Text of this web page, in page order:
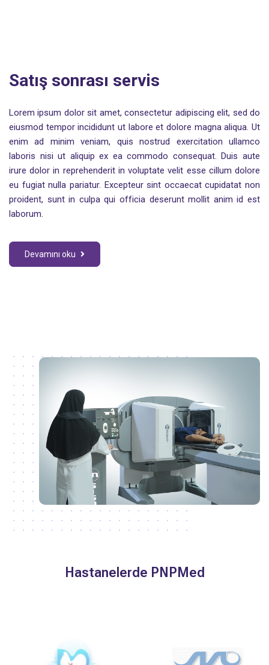
Satış sonrası servis
Lorem ipsum dolor sit amet, consectetur adipiscing elit, sed do
eiusmod tempor incididunt ut labore et dolore magna aliqua. Ut
enim ad minim veniam, quis nostrud exercitation ullamco
laboris nisi ut aliquip ex ea commodo consequat. Duis aute
irure dolor in reprehenderit in voluptate velit esse cillum dolore
eu fugiat nulla pariatur. Excepteur sint occaecat cupidatat non
proident, sunt in culpa qui officia deserunt mollit anim id est
laborum.
Devamını oku
Hastanelerde PNPMed